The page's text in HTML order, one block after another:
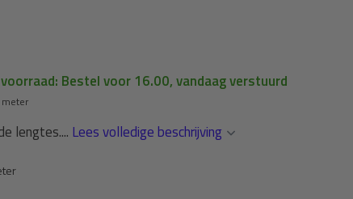
Bestel voor 16.00, vandaag verstuurd
meter
lengtes.... Lees volledige beschrijving